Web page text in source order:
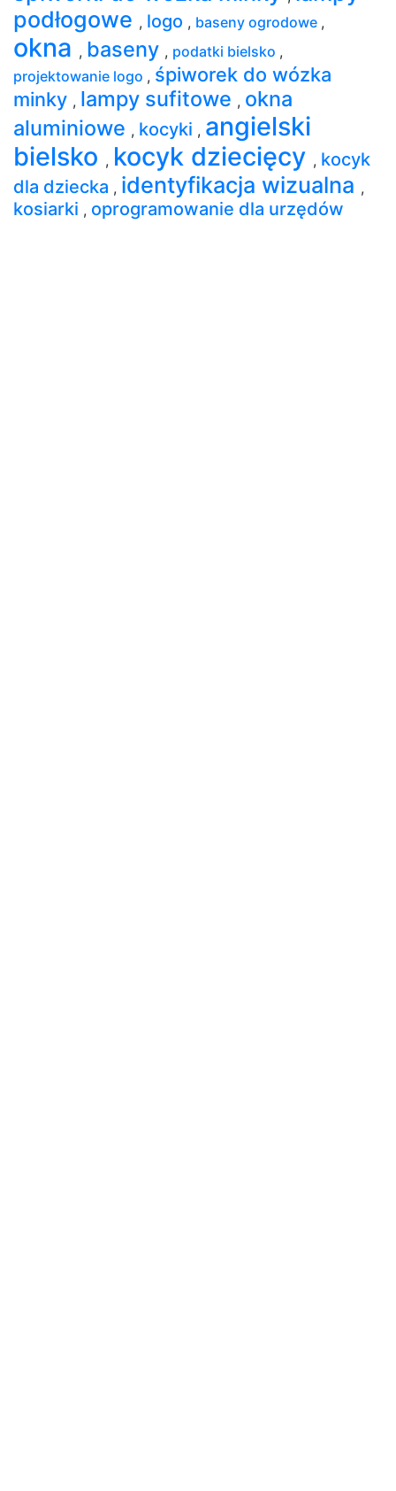
podłogowe , logo , baseny ogrodowe ,
okna , baseny , podatki bielsko ,
projektowanie logo , śpiworek do wózka
minky , lampy sufitowe , okna
aluminiowe , kocyki , angielski
bielsko , kocyk dziecięcy , kocyk
dla dziecka , identyfikacja wizualna ,
kosiarki , oprogramowanie dla urzędów